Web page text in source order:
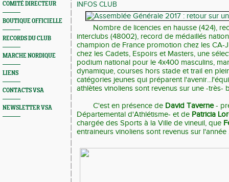
COMITÉ DIRECTEUR
BOUTIQUE OFFICIELLE
RECORDS DU CLUB
MARCHE NORDIQUE
LIENS
CONTACTS VSA
NEWSLETTER VSA
INFOS CLUB
Nombre de licencies en hausse (424),
interclubs (48002), record de médaillés
champion de France promotion chez les CA-
chez les Cadets, Espoirs et Masters, une
podium national pour le 4x400 masculins,
dynamique, courses hors stade et trail en
catégories jeunes qui préparent
athlètes vinoliens sont revenus sur une -très-
C'est en présence de David Taverne-
Départemental d'Athlétisme- et de Patricia
chargée des Sports à la Ville de vineuil, que
entraineurs vinoliens sont revenus sur l'année